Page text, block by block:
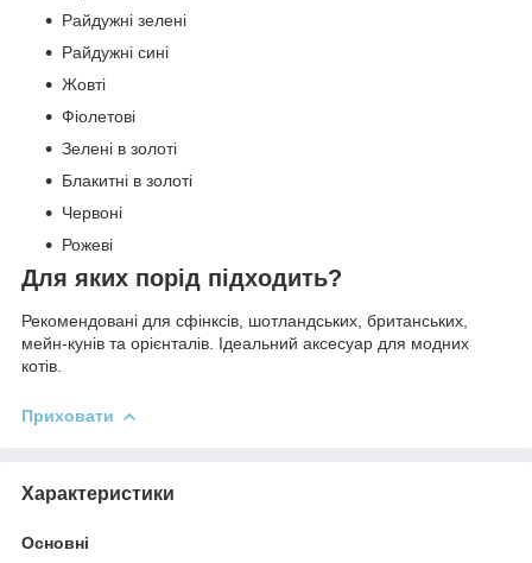
Райдужні зелені
Райдужні сині
Жовті
Фіолетові
Зелені в золоті
Блакитні в золоті
Червоні
Рожеві
Для яких порід підходить?
Рекомендовані для сфінксів, шотландських, британських,
мейн-кунів та орієнталів. Ідеальний аксесуар для модних
котів.
Приховати
Характеристики
Основні